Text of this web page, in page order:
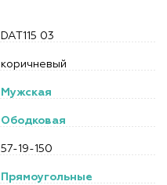
DAT115 03
коричневый
Мужская
Ободковая
57-19-150
Прямоугольные